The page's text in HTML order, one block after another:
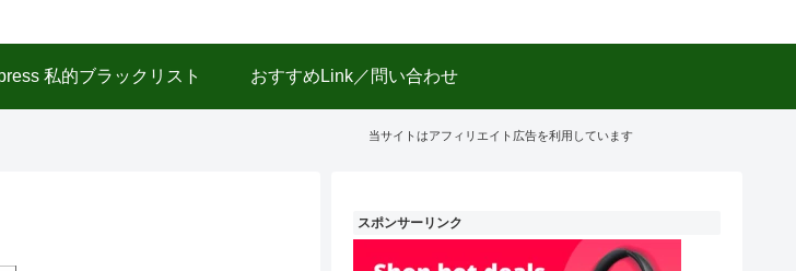
私的ブラックリスト おすすめLink／問い合わせ
当サイトはアフィリエイト広告を利用しています
スポンサーリンク